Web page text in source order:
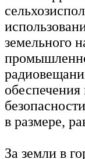
земельного
в размере,
За земли в